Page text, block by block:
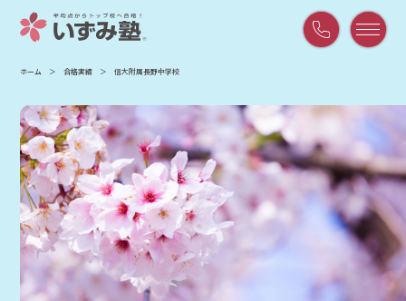
21:00
/
ホーム 合格実績 信大附属長野中学校